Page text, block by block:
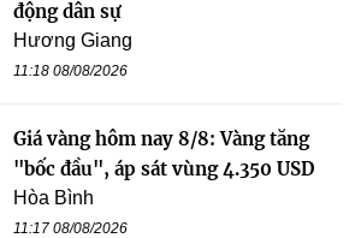
động dân sự
Hương Giang
11:18 08/08/2026
Giá vàng hôm nay 8/8: Vàng tăng
"bốc đầu", áp sát vùng 4.350 USD
Hòa Bình
11:17 08/08/2026